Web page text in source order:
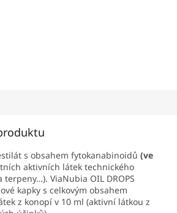
s obsahem fytokanabinoidů (ve
aktivních látek technického
ViaNubia OIL DROPS
kapky s celkovým obsahem
z konopí v 10 ml (aktivní látkou z